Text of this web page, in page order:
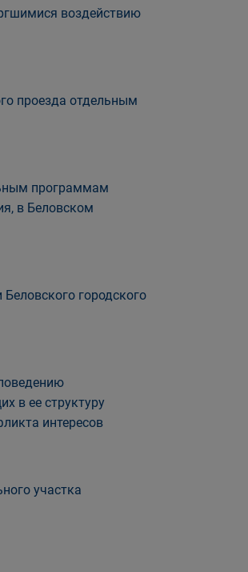
воздействию
проезда отдельным
программам
в Беловском
городского
в ее структуру
интересов
участка